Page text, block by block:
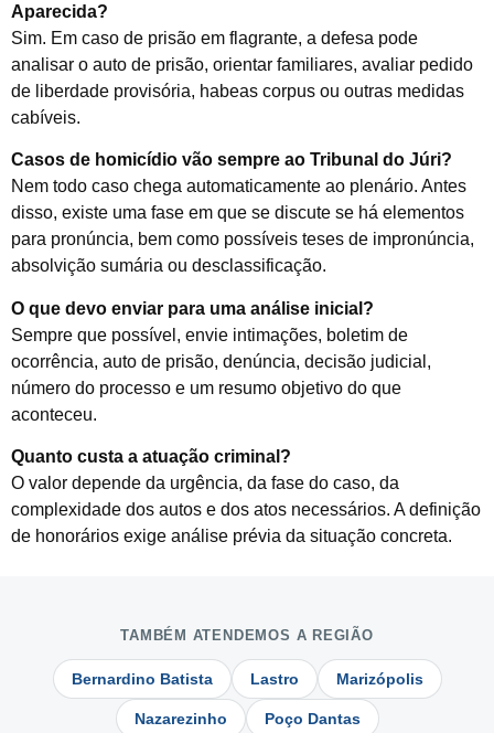
Aparecida?
Sim. Em caso de prisão em flagrante, a defesa pode
analisar o auto de prisão, orientar familiares, avaliar pedido
de liberdade provisória, habeas corpus ou outras medidas
cabíveis.
Casos de homicídio vão sempre ao Tribunal do Júri?
Nem todo caso chega automaticamente ao plenário. Antes
disso, existe uma fase em que se discute se há elementos
para pronúncia, bem como possíveis teses de impronúncia,
absolvição sumária ou desclassificação.
O que devo enviar para uma análise inicial?
Sempre que possível, envie intimações, boletim de
ocorrência, auto de prisão, denúncia, decisão judicial,
número do processo e um resumo objetivo do que
aconteceu.
Quanto custa a atuação criminal?
O valor depende da urgência, da fase do caso, da
complexidade dos autos e dos atos necessários. A definição
de honorários exige análise prévia da situação concreta.
TAMBÉM ATENDEMOS A REGIÃO
Bernardino Batista Lastro Marizópolis
Nazarezinho Poço Dantas